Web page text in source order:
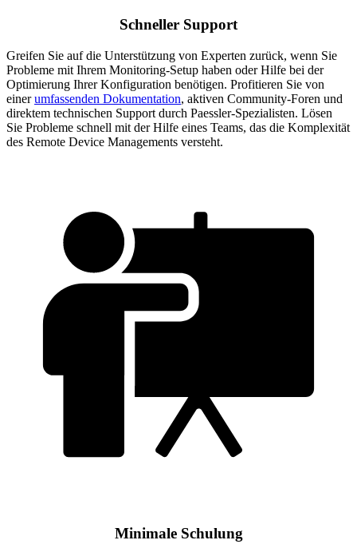
Schneller Support
Greifen Sie auf die Unterstützung von Experten zurück, wenn Sie
Probleme mit Ihrem Monitoring-Setup haben oder Hilfe bei der
Optimierung Ihrer Konfiguration benötigen. Profitieren Sie von
einerumfassenden Dokumentation, aktiven Community-Foren und
direktem technischen Support durch Paessler-Spezialisten. Lösen
Sie Probleme schnell mit der Hilfe eines Teams, das die Komplexität
des Remote Device Managements versteht.
Minimale Schulung